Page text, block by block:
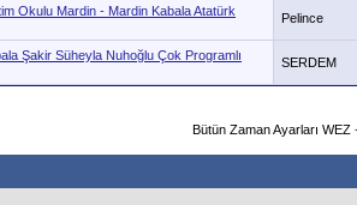
Okulu Mardin - Mardin Kabala Atatürk
Pelince
Şakir Süheyla Nuhoğlu Çok Programlı
SERDEM
Bütün Zaman Ayarları